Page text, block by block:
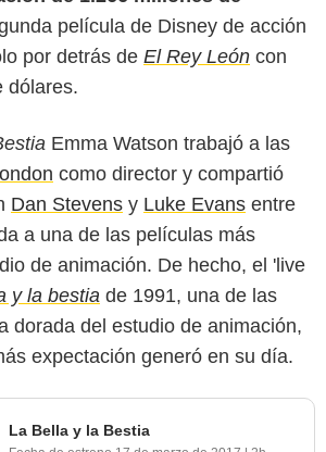
película de Disney de acción
por detrás de El Rey León con
dólares.
Emma Watson trabajó a las
como director y compartió
Dan Stevens y Luke Evans entre
a una de las películas más
de animación. De hecho, el 'live
y la bestia de 1991, una de las
dorada del estudio de animación,
expectación generó en su día.
La Bella y la Bestia